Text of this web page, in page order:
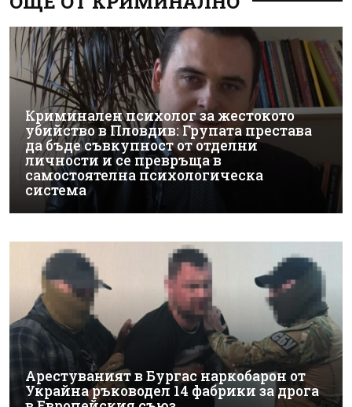
Криминален психолог за жестокото
убийство в Пловдив: Групата престава
да бъде съвкупност от отделни
личности и се превръща в
самостоятелна психологическа
система
Арестуваният в Бургас наркобарон от
Украйна ръководел 14 фабрики за дрога